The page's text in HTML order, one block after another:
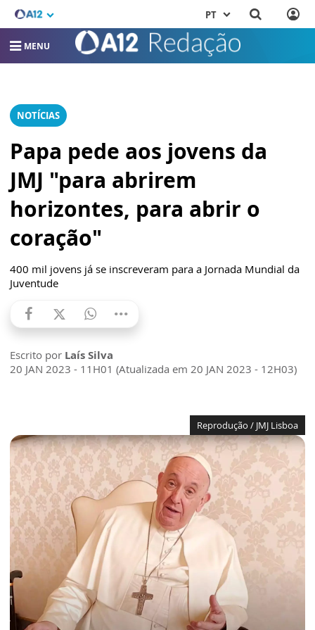
PT
MENU
NOTÍCIAS
Papa pede aos jovens da
JMJ "para abrirem
horizontes, para abrir o
coração"
400 mil jovens já se inscreveram para a Jornada Mundial da
Juventude
Escrito por Laís Silva
20 JAN 2023 - 11H01 (Atualizada em 20 JAN 2023 - 12H03)
Reprodução / JMJ Lisboa